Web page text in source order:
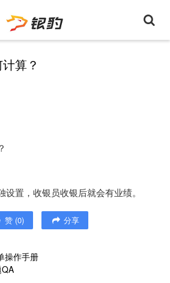
算？
置，收银员收银后就会有业绩。
赞 (0) 分享
操作手册